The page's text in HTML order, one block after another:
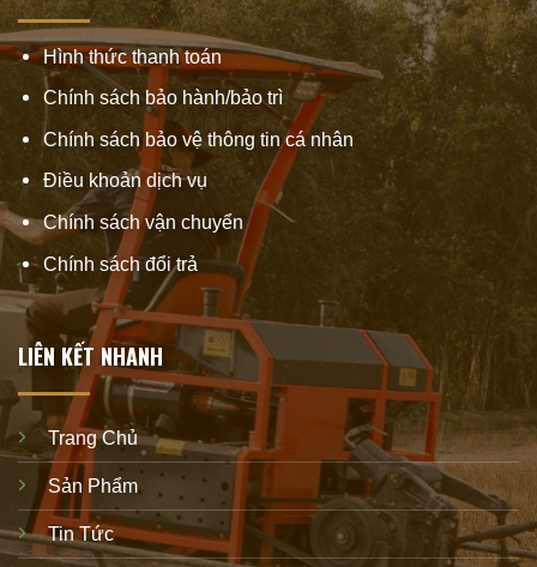
Hình thức thanh toán
Chính sách bảo hành/bảo trì
Chính sách bảo vệ thông tin cá nhân
Điều khoản dịch vụ
Chính sách vận chuyển
Chính sách đổi trả
LIÊN KẾT NHANH
Trang Chủ
Sản Phẩm
Tin Tức